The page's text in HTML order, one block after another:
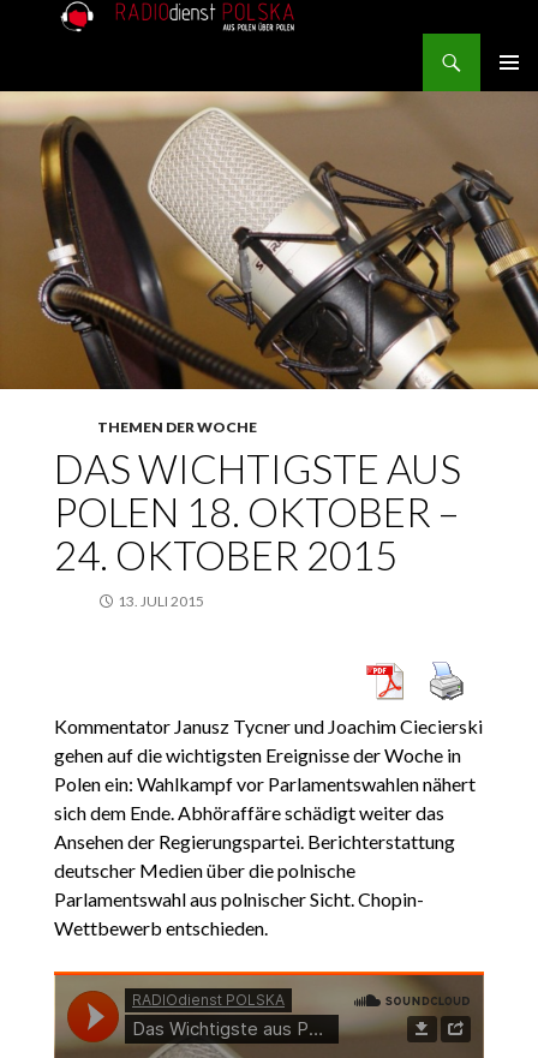
THEMEN DER WOCHE
DAS WICHTIGSTE AUS
POLEN 18. OKTOBER –
24. OKTOBER 2015
13. JULI 2015
Kommentator Janusz Tycner und Joachim Ciecierski
gehen auf die wichtigsten Ereignisse der Woche in
Polen ein: Wahlkampf vor Parlamentswahlen nähert
sich dem Ende. Abhöraffäre schädigt weiter das
Ansehen der Regierungspartei. Berichterstattung
deutscher Medien über die polnische
Parlamentswahl aus polnischer Sicht. Chopin-
Wettbewerb entschieden.